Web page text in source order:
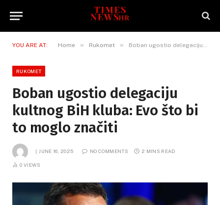
YOU ARE AT: Home » Rukomet » Boban ugostio delegaciju kultnog BiH kluba: Evo što bi to moglo značiti
RUKOMET
Boban ugostio delegaciju
kultnog BiH kluba: Evo što bi
to moglo značiti
JUNE 16, 2025 NO COMMENTS 2 MINS READ
0 VIEWS